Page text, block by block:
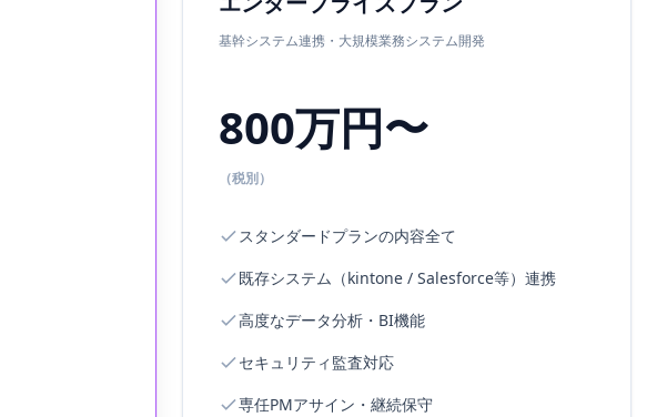
基幹システム連携・大規模業務システム開発
800万円〜
（税別）
スタンダードプランの内容全て
既存システム（kintone / Salesforce等）連携
高度なデータ分析・BI機能
セキュリティ監査対応
専任PMアサイン・継続保守